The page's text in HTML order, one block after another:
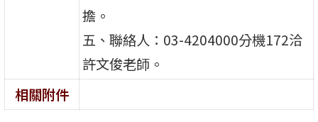
擔。
五、聯絡人：03-4204000分機172洽
許文俊老師。
相關附件